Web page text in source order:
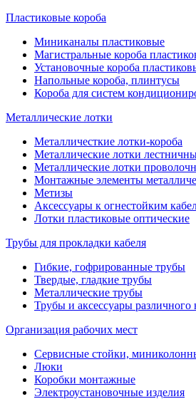
Пластиковые короба
Миниканалы пластиковые
Магистральные короба
Установочные короба
Напольные короба, плинтусы
Короба для систем
Металлические лотки
Металличесткие лотки-короба
Металлические лотки
Металлические лотки
Монтажные элементы
Метизы
Аксессуары к огнестойким
Лотки пластиковые оптические
Трубы для прокладки кабеля
Гибкие, гофрированные трубы
Твердые, гладкие трубы
Металлические трубы
Трубы и аксессуары различного
Организация рабочих мест
Сервисные стойки,
Люки
Коробки монтажные
Электроустановочные изделия